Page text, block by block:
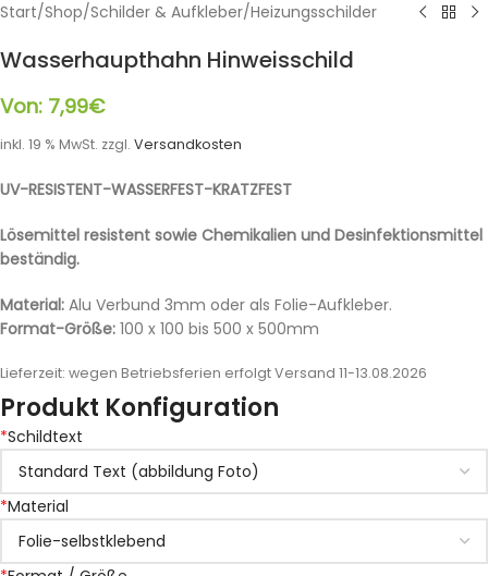
Start/Shop/Schilder & Aufkleber/Heizungsschilder
Wasserhaupthahn Hinweisschild
Von: 7,99€
inkl. 19 % MwSt. zzgl. Versandkosten
UV-RESISTENT-WASSERFEST-KRATZFEST
Lösemittel resistent sowie Chemikalien und Desinfektionsmittel
beständig.
Material: Alu Verbund 3mm oder als Folie-Aufkleber.
Format-Größe: 100 x 100 bis 500 x 500mm
Lieferzeit: wegen Betriebsferien erfolgt Versand 11-13.08.2026
Produkt Konfiguration
*Schildtext
*Material